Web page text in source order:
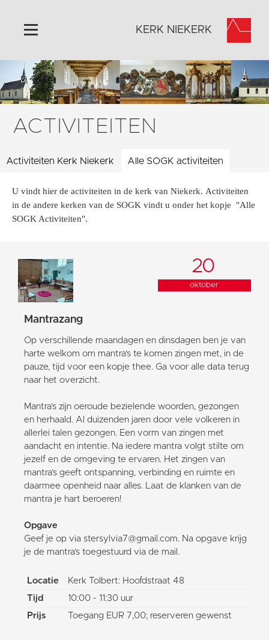
Home
Algemeen
Historie
Activiteiten
Contact
Vaktaal
KERK NIEKERK
ACTIVITEITEN
Activiteiten Kerk Niekerk Alle SOGK activiteiten
U vindt hier de activiteiten in de kerk van Niekerk. Activiteiten
in de andere kerken van de SOGK vindt u onder het kopje "Alle
SOGK Activiteiten".
20
oktober
Mantrazang
Op verschillende maandagen en dinsdagen ben je van
harte welkom om mantra’s te komen zingen met, in de
pauze, tijd voor een kopje thee. Ga voor alle data terug
naar het overzicht.
Mantra’s zijn oeroude bezielende woorden, gezongen
en herhaald. Al duizenden jaren door vele volkeren in
allerlei talen gezongen. Een vorm van zingen met
aandacht en intentie. Na iedere mantra volgt stilte om
jezelf en de omgeving te ervaren. Het zingen van
mantra’s geeft ontspanning, verbinding en ruimte en
daarmee openheid naar alles. Laat de klanken van de
mantra je hart beroeren!
Opgave
Geef je op via stersylvia7@gmail.com. Na opgave krijg
je de mantra’s toegestuurd via de mail.
Locatie
Kerk Tolbert: Hoofdstraat 48
Tijd
10:00 - 11:30 uur
Prijs
Toegang EUR 7,00; reserveren gewenst